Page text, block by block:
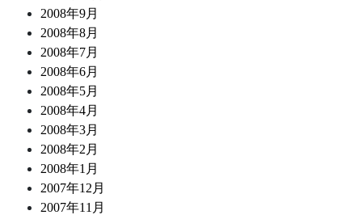
2008年9月
2008年8月
2008年7月
2008年6月
2008年5月
2008年4月
2008年3月
2008年2月
2008年1月
2007年12月
2007年11月